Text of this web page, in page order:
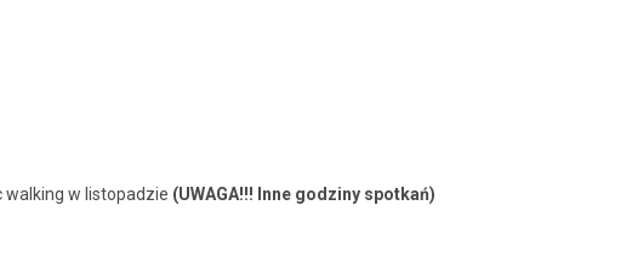
walk­ing w listopadzie (UWAGA!!! Inne godziny spotkań)